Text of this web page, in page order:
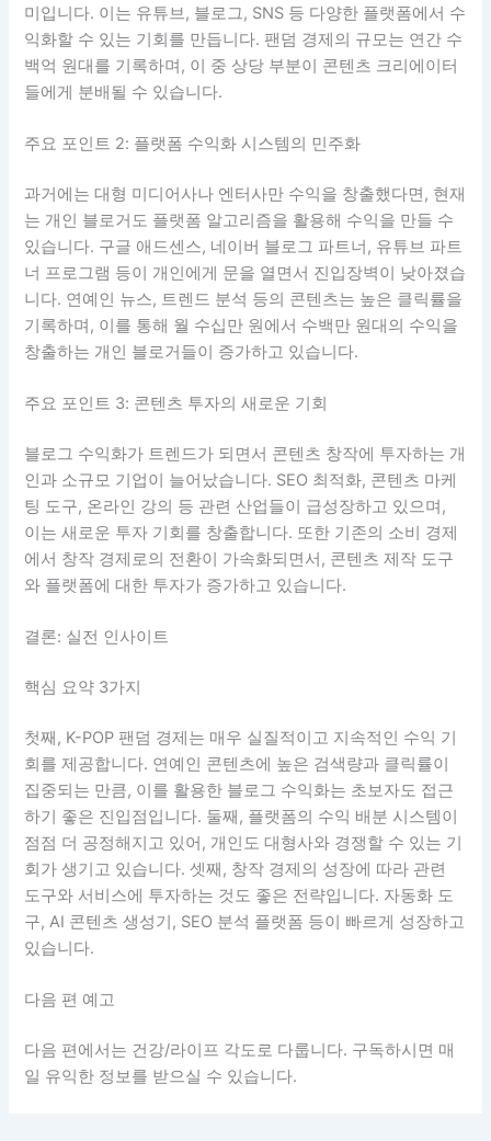
미입니다. 이는 유튜브, 블로그, SNS 등 다양한 플랫폼에서 수
익화할 수 있는 기회를 만듭니다. 팬덤 경제의 규모는 연간 수
백억 원대를 기록하며, 이 중 상당 부분이 콘텐츠 크리에이터
들에게 분배될 수 있습니다.
주요 포인트 2: 플랫폼 수익화 시스템의 민주화
과거에는 대형 미디어사나 엔터사만 수익을 창출했다면, 현재
는 개인 블로거도 플랫폼 알고리즘을 활용해 수익을 만들 수
있습니다. 구글 애드센스, 네이버 블로그 파트너, 유튜브 파트
너 프로그램 등이 개인에게 문을 열면서 진입장벽이 낮아졌습
니다. 연예인 뉴스, 트렌드 분석 등의 콘텐츠는 높은 클릭률을
기록하며, 이를 통해 월 수십만 원에서 수백만 원대의 수익을
창출하는 개인 블로거들이 증가하고 있습니다.
주요 포인트 3: 콘텐츠 투자의 새로운 기회
블로그 수익화가 트렌드가 되면서 콘텐츠 창작에 투자하는 개
인과 소규모 기업이 늘어났습니다. SEO 최적화, 콘텐츠 마케
팅 도구, 온라인 강의 등 관련 산업들이 급성장하고 있으며,
이는 새로운 투자 기회를 창출합니다. 또한 기존의 소비 경제
에서 창작 경제로의 전환이 가속화되면서, 콘텐츠 제작 도구
와 플랫폼에 대한 투자가 증가하고 있습니다.
결론: 실전 인사이트
핵심 요약 3가지
첫째, K-POP 팬덤 경제는 매우 실질적이고 지속적인 수익 기
회를 제공합니다. 연예인 콘텐츠에 높은 검색량과 클릭률이
집중되는 만큼, 이를 활용한 블로그 수익화는 초보자도 접근
하기 좋은 진입점입니다. 둘째, 플랫폼의 수익 배분 시스템이
점점 더 공정해지고 있어, 개인도 대형사와 경쟁할 수 있는 기
회가 생기고 있습니다. 셋째, 창작 경제의 성장에 따라 관련
도구와 서비스에 투자하는 것도 좋은 전략입니다. 자동화 도
구, AI 콘텐츠 생성기, SEO 분석 플랫폼 등이 빠르게 성장하고
있습니다.
다음 편 예고
다음 편에서는 건강/라이프 각도로 다룹니다. 구독하시면 매
일 유익한 정보를 받으실 수 있습니다.